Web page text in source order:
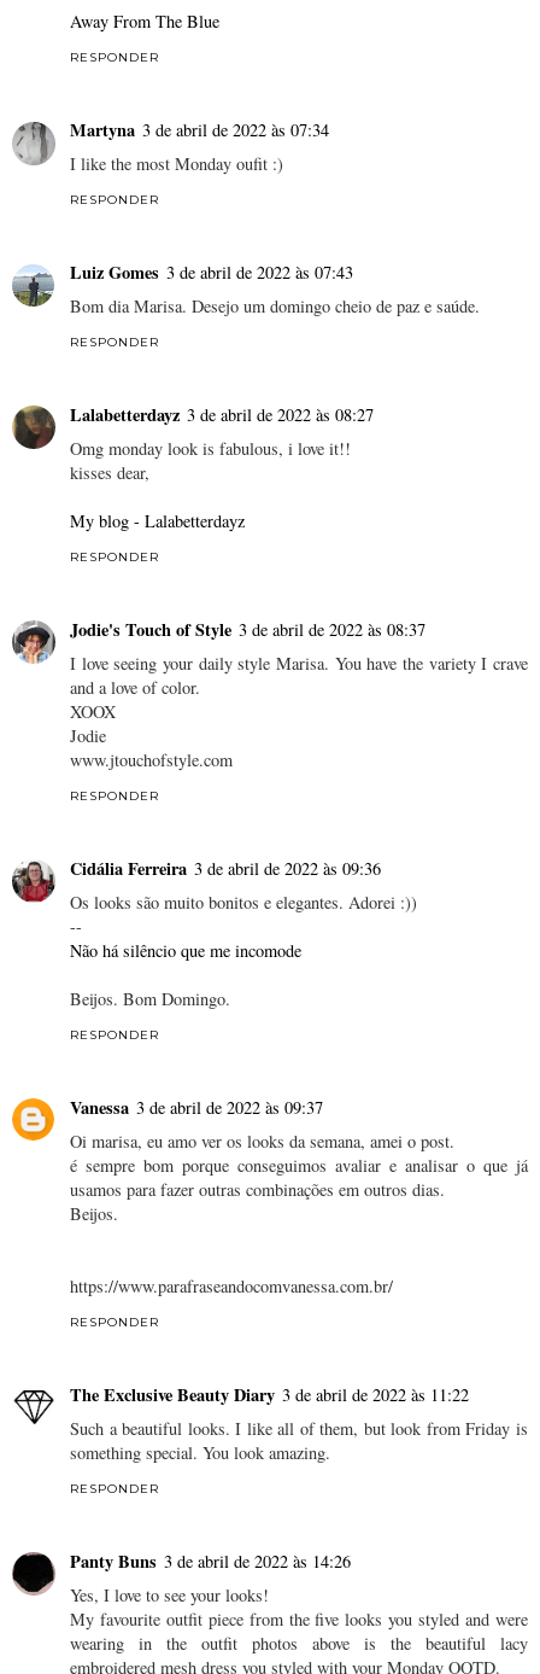
Away From The Blue
RESPONDER
Martyna 3 de abril de 2022 às 07:34
I like the most Monday oufit :)
RESPONDER
Luiz Gomes 3 de abril de 2022 às 07:43
Bom dia Marisa. Desejo um domingo cheio de paz e saúde.
RESPONDER
Lalabetterdayz 3 de abril de 2022 às 08:27
Omg monday look is fabulous, i love it!!
kisses dear,
My blog - Lalabetterdayz
RESPONDER
Jodie's Touch of Style 3 de abril de 2022 às 08:37
I love seeing your daily style Marisa. You have the variety I crave
and a love of color.
XOOX
Jodie
www.jtouchofstyle.com
RESPONDER
Cidália Ferreira 3 de abril de 2022 às 09:36
Os looks são muito bonitos e elegantes. Adorei :))
--
Não há silêncio que me incomode
Beijos. Bom Domingo.
RESPONDER
Vanessa 3 de abril de 2022 às 09:37
Oi marisa, eu amo ver os looks da semana, amei o post.
é sempre bom porque conseguimos avaliar e analisar o que já
usamos para fazer outras combinações em outros dias.
Beijos.
https://www.parafraseandocomvanessa.com.br/
RESPONDER
The Exclusive Beauty Diary 3 de abril de 2022 às 11:22
Such a beautiful looks. I like all of them, but look from Friday is
something special. You look amazing.
RESPONDER
Panty Buns 3 de abril de 2022 às 14:26
Yes, I love to see your looks!
My favourite outfit piece from the five looks you styled and were
wearing in the outfit photos above is the beautiful lacy
embroidered mesh dress you styled with your Monday OOTD.